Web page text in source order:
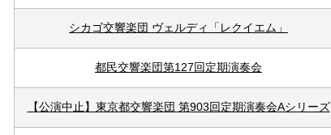
シカゴ交響楽団 ヴェルディ「レクイエム」
都民交響楽団第127回定期演奏会
【公演中止】東京都交響楽団 第903回定期演奏会Aシリーズ